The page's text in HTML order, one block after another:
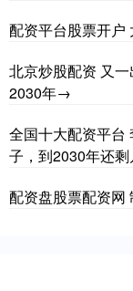
配资平台股票开户
北京炒股配资 又
2030年→
全国十大配资平台
子，到2030年还剩
配资盘股票配资网